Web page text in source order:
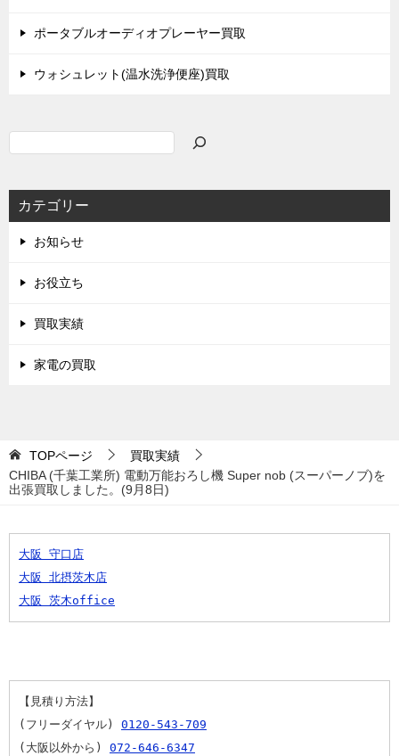
ポータブルオーディオプレーヤー買取
ウォシュレット(温水洗浄便座)買取
カテゴリー
お知らせ
お役立ち
買取実績
家電の買取
TOPページ
買取実績
CHIBA (千葉工業所) 電動万能おろし機 Super nob (スーパーノブ)を
出張買取しました。(9月8日)
大阪 守口店
大阪 北摂茨木店
大阪 茨木office
【見積り方法】
(フリーダイヤル) 0120-543-709
(大阪以外から) 072-646-6347